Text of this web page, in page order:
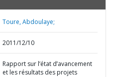
Toure, Abdoulaye;
2011/12/10
Rapport sur l’état d’avancement
et les résultats des projets